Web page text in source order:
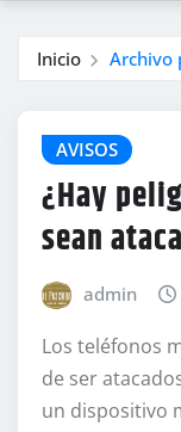
Inicio Archivo
AVISOS
¿Hay
sean
admin
Los teléfonos
de ser
un dispositivo